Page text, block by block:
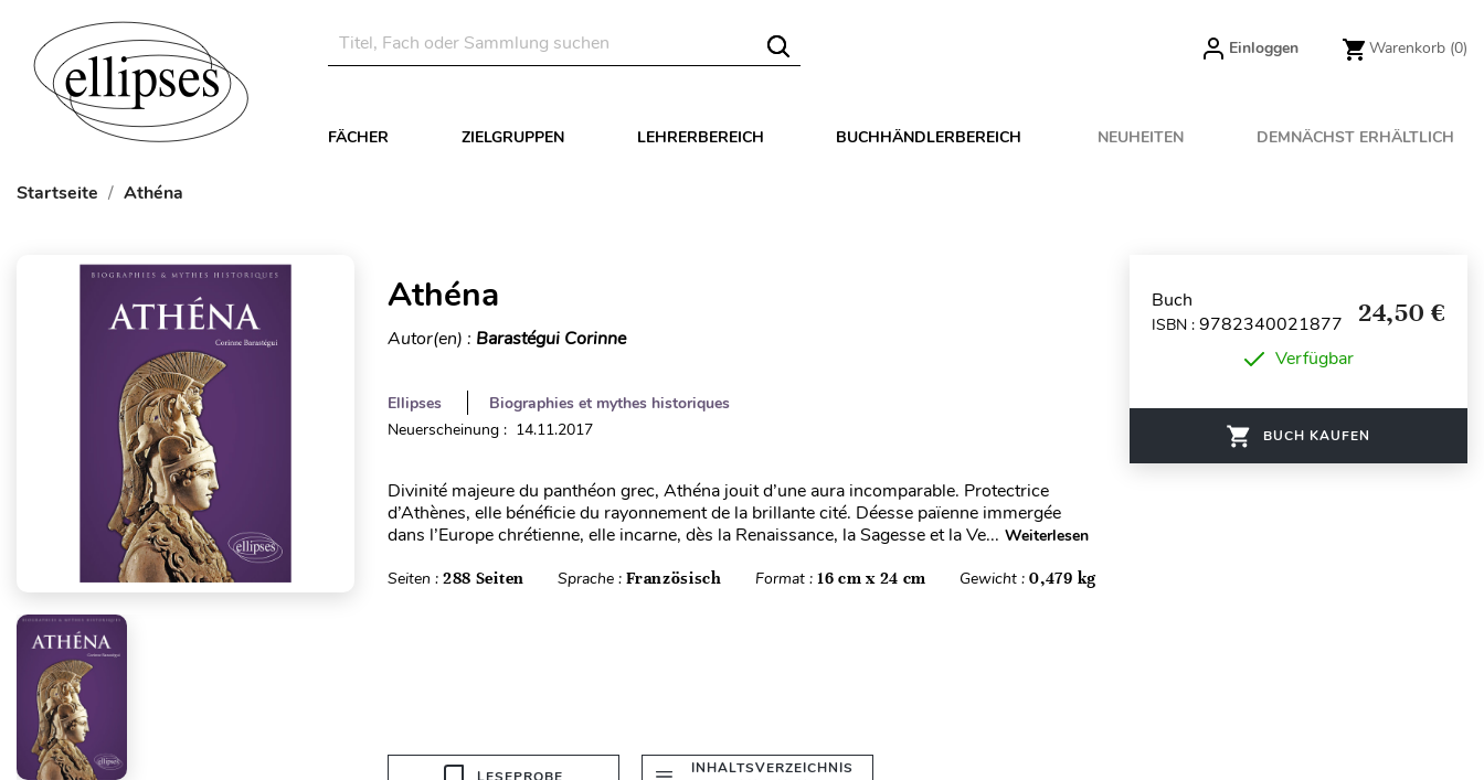
Einloggen Warenkorb (0)
FÄCHER ZIELGRUPPEN LEHRERBEREICH BUCHHÄNDLERBEREICH NEUHEITEN DEMNÄCHST ERHÄLTLICH
Startseite Athéna
Athéna
Autor(en) : Barastégui Corinne
Ellipses
Biographies et mythes historiques
Neuerscheinung : 14.11.2017
Divinité majeure du panthéon grec, Athéna jouit d’une aura incomparable. Protectrice
d’Athènes, elle bénéficie du rayonnement de la brillante cité. Déesse païenne immergée
dans l’Europe chrétienne, elle incarne, dès la Renaissance, la Sagesse et la Ve... Weiterlesen
Seiten : 288 Seiten Sprache :Französisch Format :16 cm x 24 cm Gewicht :0,479 kg
INHALTSVERZEICHNIS
Buch
ISBN : 9782340021877 24,50 €
Verfügbar
BUCH KAUFEN